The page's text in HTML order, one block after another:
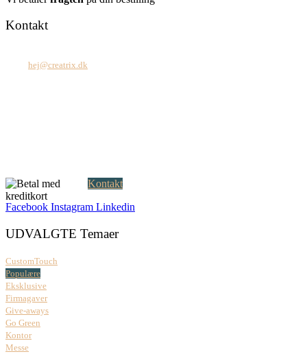
Kontakt
hej@creatrix.dk
Kontakt
Facebook Instagram Linkedin
UDVALGTE Temaer
CustomTouch
Populære
Eksklusive
Firmagaver
Give-aways
Go Green
Kontor
Messe